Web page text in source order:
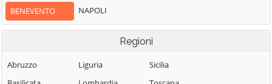
Campoli del
Monte Taburno
Castelfranco in
Sanframondi
Limatola
Moiano
San Lupo
San Marco dei
Cavoti
BENEVENTO
NAPOLI
Regioni
Abruzzo
Liguria
Sicilia